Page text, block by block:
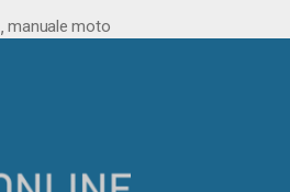
,manuale moto